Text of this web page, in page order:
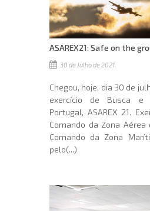
ASAREX21: Safe on the
30 de Julho de 2021
Chegou, hoje, dia 30 de
exercício de Busca e
Portugal, ASAREX 21.
Comando da Zona Aérea
Comando da Zona
pelo(...)